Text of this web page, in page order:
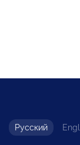
Русский